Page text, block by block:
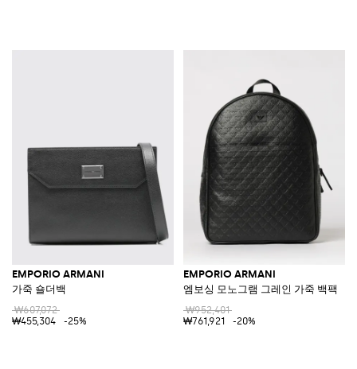
EMPORIO ARMANI
가죽 숄더백
₩607,072
₩455,304
-25%
EMPORIO ARMANI
엠보싱 모노그램 그레인 가죽 백팩
₩952,401
₩761,921
-20%